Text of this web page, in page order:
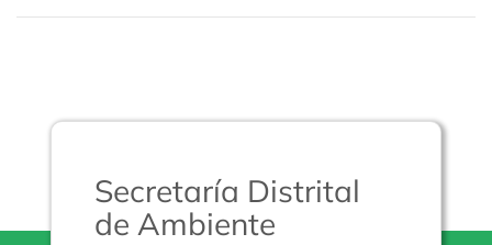
Secretaría Distrital
de Ambiente